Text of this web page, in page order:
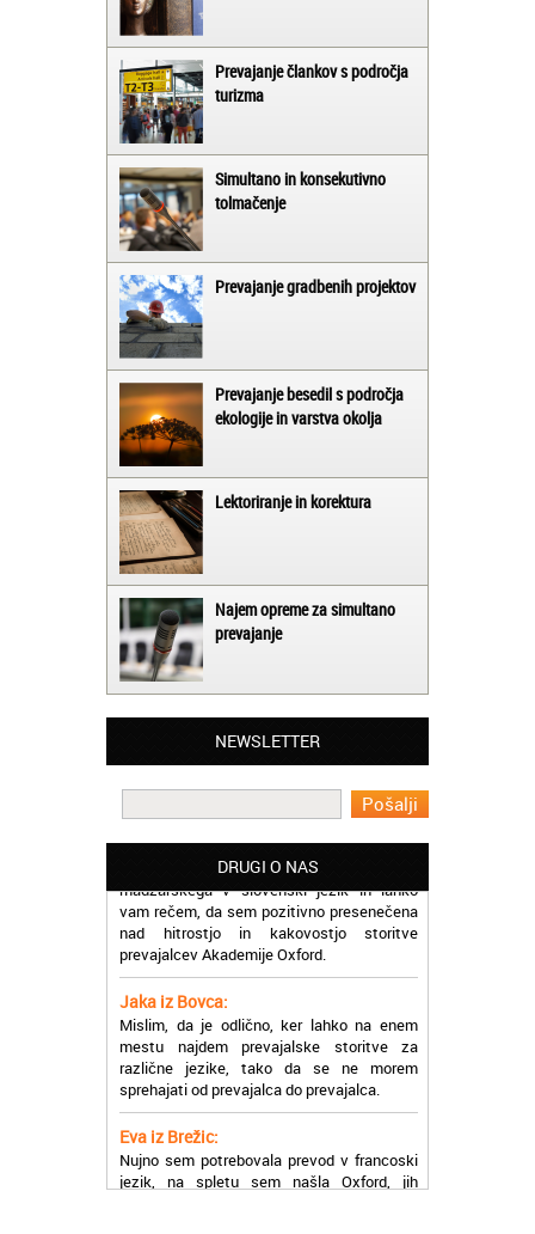
Prevajanje člankov s področja
turizma
Simultano in konsekutivno
tolmačenje
Prevajanje gradbenih projektov
Prevajanje besedil s področja
ekologije in varstva okolja
Lektoriranje in korektura
Najem opreme za simultano
prevajanje
NEWSLETTER
DRUGI O NAS
Matjaž iz Ajdovščine:
Lahko pohvalim vse zaposlene v Akademiji
Oxford, ker so resnično profesionalni in
prevajalske storitve opravljajo hitro in
učinkoviti.
madžarskega v slovenski jezik in lahko
vam rečem, da sem pozitivno presenečena
nad hitrostjo in kakovostjo storitve
prevajalcev Akademije Oxford.
Jaka iz Bovca:
Mislim, da je odlično, ker lahko na enem
mestu najdem prevajalske storitve za
različne jezike, tako da se ne morem
sprehajati od prevajalca do prevajalca.
Eva iz Brežic:
Nujno sem potrebovala prevod v francoski
jezik, na spletu sem našla Oxford, jih
poklicala in v roku nekaj ur sem po
elektronski pošti prejela prevod. Resnično